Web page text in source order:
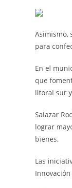
Asimismo,
para
En el
que
litoral sur
Salazar
lograr
bienes.
Las